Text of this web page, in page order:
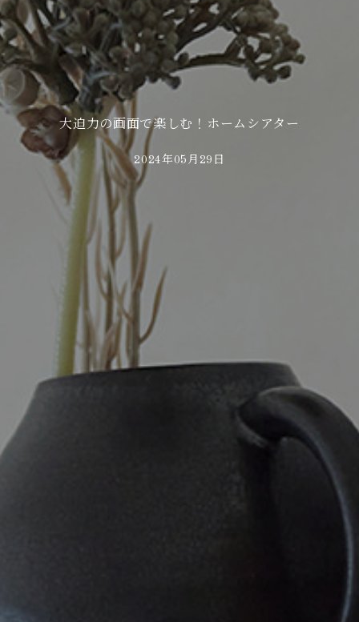
大迫力の画面で楽しむ！ホームシアター
2024年05月29日